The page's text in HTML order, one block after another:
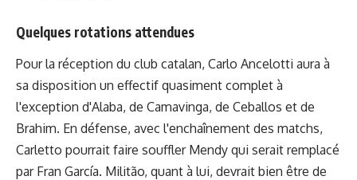
Quelques rotations attendues
Pour la réception du club catalan, Carlo Ancelotti aura à
sa disposition un effectif quasiment complet à
l'exception d'Alaba, de Camavinga, de Ceballos et de
Brahim. En défense, avec l'enchaînement des matchs,
Carletto pourrait faire souffler Mendy qui serait remplacé
par Fran García. Militão, quant à lui, devrait bien être de